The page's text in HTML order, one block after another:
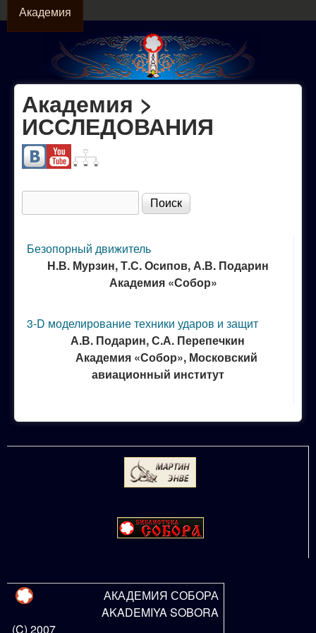
содержанию
АКАДЕМИЯ
Академия
Официальный
сайт МОО
"Академия
Собор"
Академия >
ИССЛЕДОВАНИЯ
Форма поиска
Безопорный движитель
Н.В. Мурзин, Т.С. Осипов, А.В. Подарин
Академия «Собор»
3-D моделирование техники ударов и защит
А.В. Подарин, С.А. Перепечкин
Академия «Собор», Московский
авиационный институт
АКАДЕМИЯ СОБОРА
AKADEMIYA SOBORA
(C) 2007